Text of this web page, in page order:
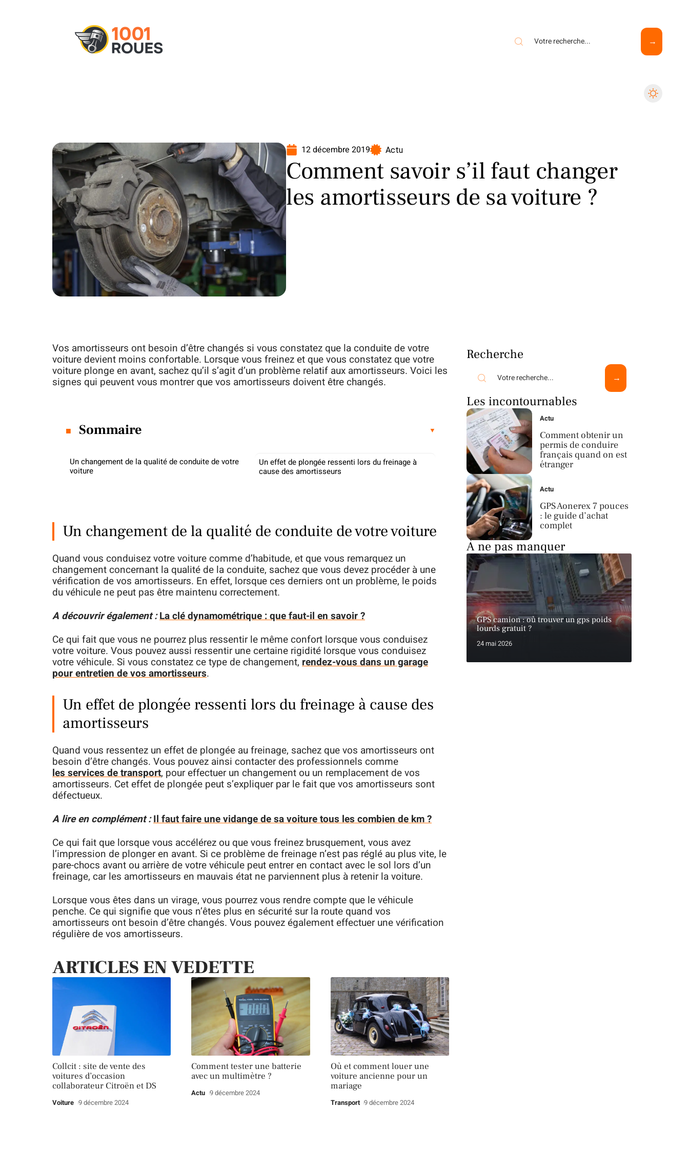
12 décembre 2019 Actu
Comment savoir s’il faut changer
les amortisseurs de sa voiture ?
Vos amortisseurs ont besoin d’être changés si vous constatez que la conduite de votre
voiture devient moins confortable. Lorsque vous freinez et que vous constatez que votre
voiture plonge en avant, sachez qu’il s’agit d’un problème relatif aux amortisseurs. Voici les
signes qui peuvent vous montrer que vos amortisseurs doivent être changés.
Sommaire
Un changement de la qualité de conduite de votre
voiture
Un effet de plongée ressenti lors du freinage à
cause des amortisseurs
Un changement de la qualité de conduite de votre voiture
Quand vous conduisez votre voiture comme d’habitude, et que vous remarquez un
changement concernant la qualité de la conduite, sachez que vous devez procéder à une
vérification de vos amortisseurs. En effet, lorsque ces derniers ont un problème, le poids
du véhicule ne peut pas être maintenu correctement.
A découvrir également :La clé dynamométrique : que faut-il en savoir ?
Ce qui fait que vous ne pourrez plus ressentir le même confort lorsque vous conduisez
votre voiture. Vous pouvez aussi ressentir une certaine rigidité lorsque vous conduisez
votre véhicule. Si vous constatez ce type de changement, rendez-vous dans un garage
pour entretien de vos amortisseurs.
Un effet de plongée ressenti lors du freinage à cause des
amortisseurs
Quand vous ressentez un effet de plongée au freinage, sachez que vos amortisseurs ont
besoin d’être changés. Vous pouvez ainsi contacter des professionnels comme
les services de transport, pour effectuer un changement ou un remplacement de vos
amortisseurs. Cet effet de plongée peut s’expliquer par le fait que vos amortisseurs sont
défectueux.
A lire en complément :Il faut faire une vidange de sa voiture tous les combien de km ?
Ce qui fait que lorsque vous accélérez ou que vous freinez brusquement, vous avez
l’impression de plonger en avant. Si ce problème de freinage n’est pas réglé au plus vite, le
pare-chocs avant ou arrière de votre véhicule peut entrer en contact avec le sol lors d’un
freinage, car les amortisseurs en mauvais état ne parviennent plus à retenir la voiture.
Lorsque vous êtes dans un virage, vous pourrez vous rendre compte que le véhicule
penche. Ce qui signifie que vous n’êtes plus en sécurité sur la route quand vos
amortisseurs ont besoin d’être changés. Vous pouvez également effectuer une vérification
régulière de vos amortisseurs.
ARTICLES EN VEDETTE
Collcit : site de vente des
voitures d’occasion
collaborateur Citroën et DS
Voiture 9 décembre 2024
Comment tester une batterie
avec un multimètre ?
Actu 9 décembre 2024
Où et comment louer une
voiture ancienne pour un
mariage
Transport 9 décembre 2024
Recherche
Les incontournables
Actu
Comment obtenir un
permis de conduire
français quand on est
étranger
Actu
GPS Aonerex 7 pouces
: le guide d’achat
complet
À ne pas manquer
GPS camion : où trouver un gps poids
lourds gratuit ?
24 mai 2026